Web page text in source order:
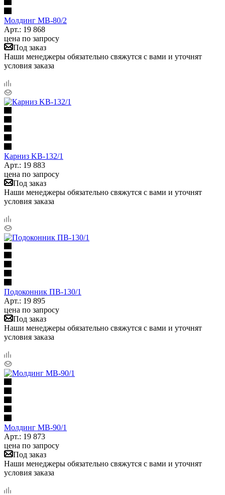
Молдинг МВ-80/2
Арт.: 19 868
цена по запросу
Под заказ
Наши менеджеры обязательно свяжутся с вами и уточнят
условия заказа
Карниз KB-132/1
Арт.: 19 883
цена по запросу
Под заказ
Наши менеджеры обязательно свяжутся с вами и уточнят
условия заказа
Подоконник ПB-130/1
Арт.: 19 895
цена по запросу
Под заказ
Наши менеджеры обязательно свяжутся с вами и уточнят
условия заказа
Молдинг МВ-90/1
Арт.: 19 873
цена по запросу
Под заказ
Наши менеджеры обязательно свяжутся с вами и уточнят
условия заказа